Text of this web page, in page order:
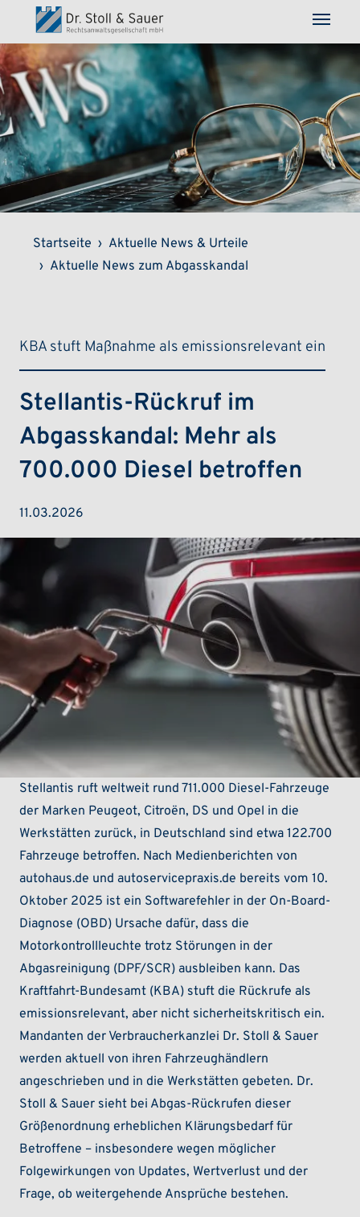
Direkt zum Inhalt
Startseite
Aktuelle News & Urteile
Aktuelle News zum Abgasskandal
KBA stuft Maßnahme als emissionsrelevant ein
Stellantis-Rückruf im
Abgasskandal: Mehr als
700.000 Diesel betroffen
11.03.2026
Stellantis ruft weltweit rund 711.000 Diesel-Fahrzeuge
der Marken Peugeot, Citroën, DS und Opel in die
Werkstätten zurück, in Deutschland sind etwa 122.700
Fahrzeuge betroffen. Nach Medienberichten von
autohaus.de und autoservicepraxis.de bereits vom 10.
Oktober 2025 ist ein Softwarefehler in der On-Board-
Diagnose (OBD) Ursache dafür, dass die
Motorkontrollleuchte trotz Störungen in der
Abgasreinigung (DPF/SCR) ausbleiben kann. Das
Kraftfahrt-Bundesamt (KBA) stuft die Rückrufe als
emissionsrelevant, aber nicht sicherheitskritisch ein.
Mandanten der Verbraucherkanzlei Dr. Stoll & Sauer
werden aktuell von ihren Fahrzeughändlern
angeschrieben und in die Werkstätten gebeten. Dr.
Stoll & Sauer sieht bei Abgas-Rückrufen dieser
Größenordnung erheblichen Klärungsbedarf für
Betroffene – insbesondere wegen möglicher
Folgewirkungen von Updates, Wertverlust und der
Frage, ob weitergehende Ansprüche bestehen.